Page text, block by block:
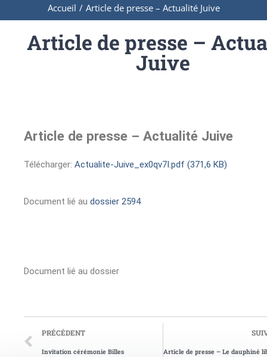
Accueil / Article de presse – Actualité Juive
Article de presse –
Juive
Article de presse – Actualité Juive
Télécharger: Actualite-Juive_ex0qv7I.pdf (371,6 KB)
Document lié au dossier 2594
Document lié au dossier
PRÉCÉDENT
Invitation cérémonie Billes